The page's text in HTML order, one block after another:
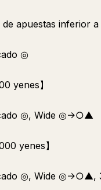
de apuestas inferior a
◎
yenes】
◎, Wide ◎→○▲
yenes】
◎, Wide